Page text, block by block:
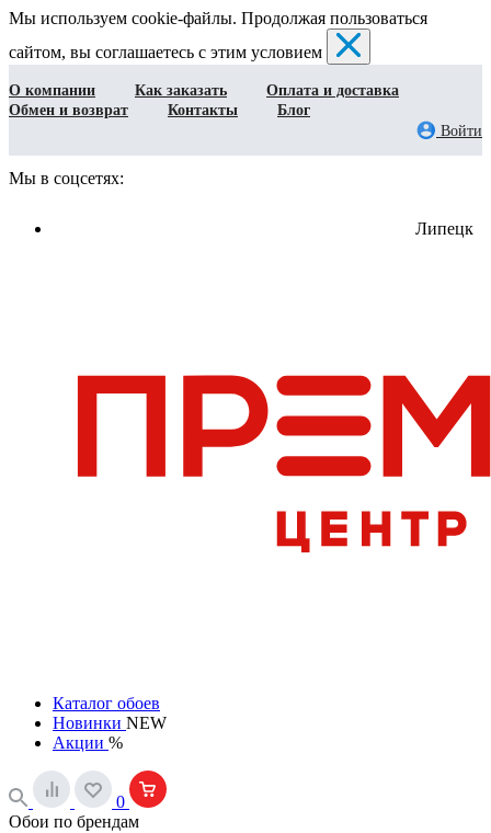
Мы используем cookie-файлы. Продолжая пользоваться
сайтом, вы соглашаетесь с этим условием
О компании Как заказать
Оплата и доставка
Обмен и возврат
Контакты
Блог
Войти
Мы в соцсетях:
Липецк
Каталог обоев
Новинки NEW
Акции %
0
Обои по брендам